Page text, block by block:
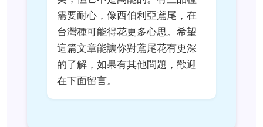
需要耐心，像西伯利亞鳶尾，在
台灣種可能得花更多心思。希望
這篇文章能讓你對鳶尾花有更深
的了解，如果有其他問題，歡迎
在下面留言。